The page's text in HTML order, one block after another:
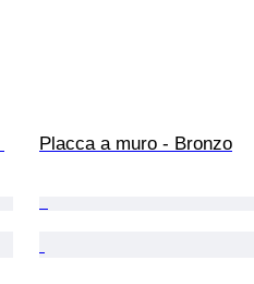
Placca a muro - Bronzo